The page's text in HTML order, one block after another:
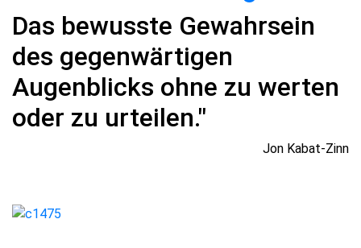
Das bewusste Gewahrsein
des gegenwärtigen
Augenblicks ohne zu werten
oder zu urteilen."
Jon Kabat-Zinn